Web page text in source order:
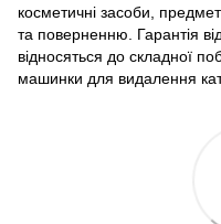
косметичні засоби,
та поверненню. Гарантія
відносяться до складної
машинки для видалення